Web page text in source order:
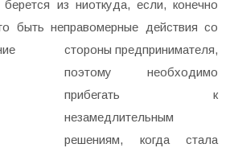
из ниоткуда, если, конечно
быть неправомерные действия со
стороны предпринимателя,
поэтому необходимо
прибегать к
незамедлительным
решениям, когда стала